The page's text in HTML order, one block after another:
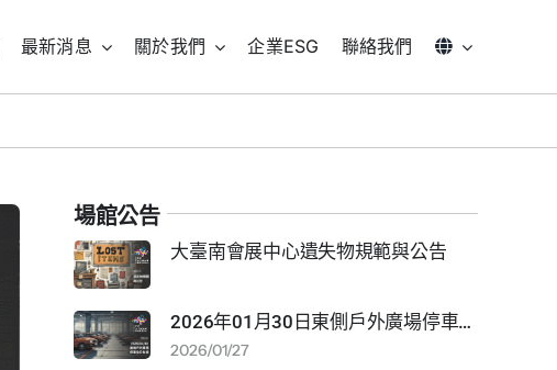
最新消息 關於我們 企業ESG 聯絡我們
場館公告
大臺南會展中心遺失物規範與公告
2026年01月30日東側戶外廣場停車全日包場通知
2026/01/27